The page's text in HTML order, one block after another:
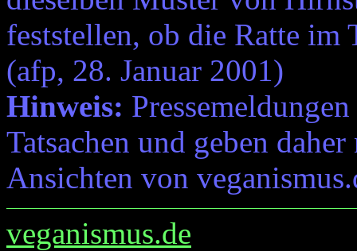
feststellen, ob die Ratte im
(afp, 28. Januar 2001)
Hinweis:
Tatsachen und geben
Ansichten von
veganismus.de